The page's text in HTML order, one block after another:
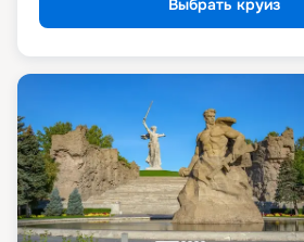
Выбрать круиз